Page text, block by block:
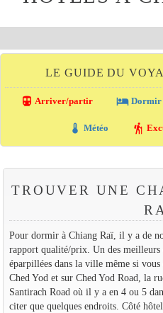
LE GUIDE DU
directions_transit Arriver/partir local_hotel Dormir
thermostat Météo hiking
TROUVER UNE
Pour dormir à Chiang Raï, il y a de
rapport qualité/prix. Un des
éparpillées dans la ville même si
Ched Yod et sur Ched Yod Road, la
Santirach Road où il y a en 4 ou 5
citer que quelques endroits. Côté